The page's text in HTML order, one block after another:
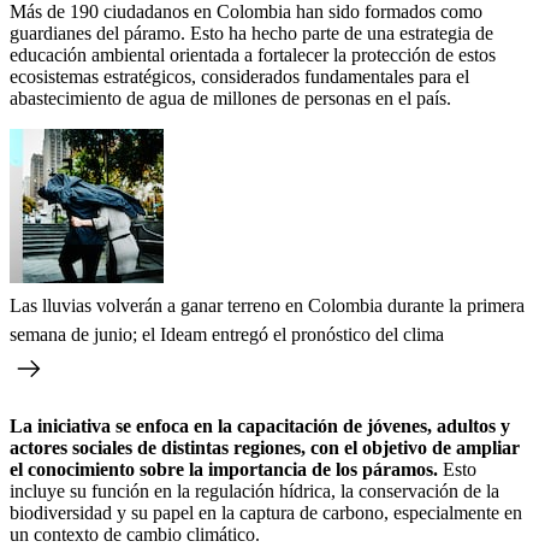
Más de 190 ciudadanos en Colombia han sido formados como
guardianes del páramo. Esto ha hecho parte de una estrategia de
educación ambiental orientada a fortalecer la protección de estos
ecosistemas estratégicos, considerados fundamentales para el
abastecimiento de agua de millones de personas en el país.
Las lluvias volverán a ganar terreno en Colombia durante la primera
semana de junio; el Ideam entregó el pronóstico del clima
La iniciativa se enfoca en la capacitación de jóvenes, adultos y
actores sociales de distintas regiones, con el objetivo de ampliar
el conocimiento sobre la importancia de los páramos. Esto
incluye su función en la regulación hídrica, la conservación de la
biodiversidad y su papel en la captura de carbono, especialmente en
un contexto de cambio climático.